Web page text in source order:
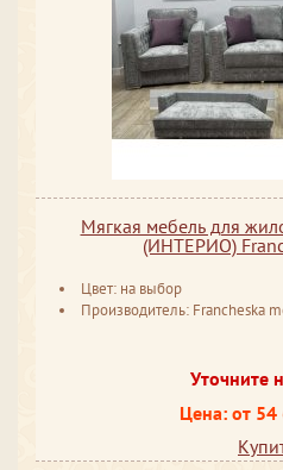
Мягкая мебель для
(ИНТЕРИО)
Цвет: на выбор
Производитель: Francheska
Уточните
Цена: от 54